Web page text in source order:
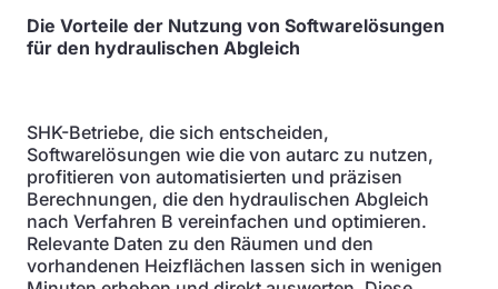
Die Vorteile der Nutzung von Softwarelösungen
für den hydraulischen Abgleich
SHK-Betriebe, die sich entscheiden,
Softwarelösungen wie die von autarc zu nutzen,
profitieren von automatisierten und präzisen
Berechnungen, die den hydraulischen Abgleich
nach Verfahren B vereinfachen und optimieren.
Relevante Daten zu den Räumen und den
vorhandenen Heizflächen lassen sich in wenigen